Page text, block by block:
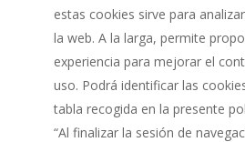
estas cookies sirve para
la web. A la larga, permite
experiencia para mejorar el
uso. Podrá identificar las
tabla recogida en la presente
“Al finalizar la sesión de